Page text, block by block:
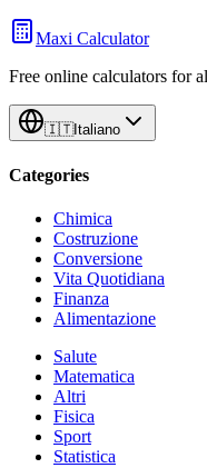
Maxi Calculator
Free online calculators for
🇮🇹Italiano
Categories
Chimica
Costruzione
Conversione
Vita Quotidiana
Finanza
Alimentazione
Salute
Matematica
Altri
Fisica
Sport
Statistica